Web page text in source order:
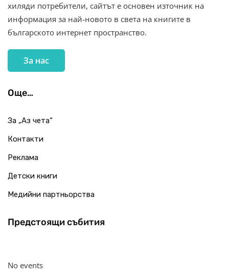
хиляди потребители, сайтът е основен източник на
информация за най-новото в света на книгите в
българското интернет пространство.
За нас
Още…
За „Аз чета“
Контакти
Реклама
Детски книги
Медийни партньорства
Предстоящи събития
No events